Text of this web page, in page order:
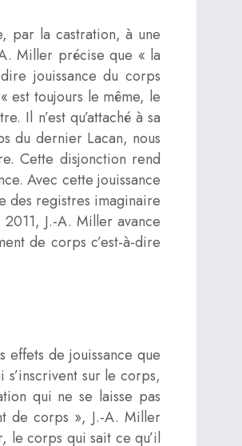
par la castration, à une
Miller précise que « la
jouissance du corps
est toujours le même, le
Il n’est qu’attaché à sa
du dernier Lacan, nous
Cette disjonction rend
Avec cette jouissance
des registres imaginaire
J.-A. Miller avance
de corps c’est-à-dire
effets de jouissance que
sur le corps,
qui ne se laisse pas
de corps », J.-A. Miller
le corps qui sait ce qu’il